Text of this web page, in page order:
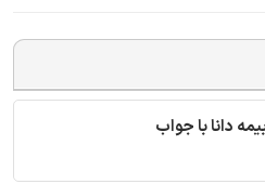
دانا با جواب